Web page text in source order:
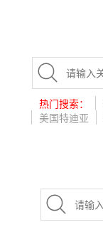
热门搜索：
美国特迪亚